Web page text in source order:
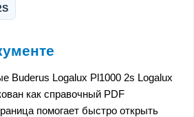
Buderus Logalux Pl1000 2s Logalux
как справочный PDF
помогает быстро открыть